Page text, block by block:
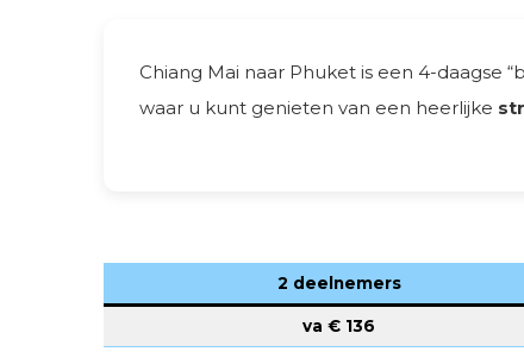
Chiang Mai naar Phuket is een 4-daagse
waar u kunt genieten van een heerlijke
2 deelnemers
va € 136